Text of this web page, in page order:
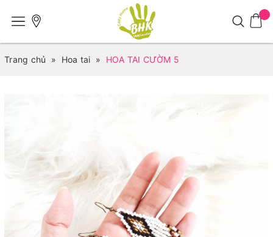
Trang chủ » Hoa tai » HOA TAI CƯỜM 5